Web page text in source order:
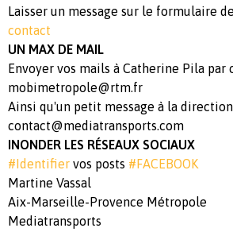
Laisser un message sur le formulaire
contact
UN MAX DE MAIL
Envoyer vos mails à Catherine Pila par
mobimetropole@rtm.fr
Ainsi qu'un petit message à la
contact@mediatransports.com
INONDER LES RÉSEAUX SOCIAUX
#Identifier vos posts #FACEBOOK
Martine Vassal
Aix-Marseille-Provence Métropole
Mediatransports